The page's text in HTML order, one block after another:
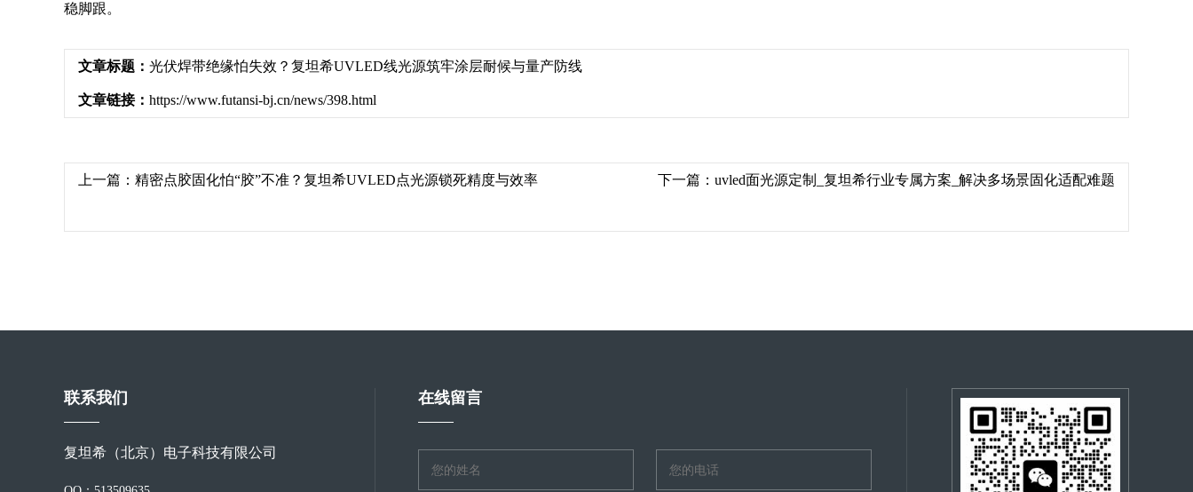
稳脚跟。
文章标题： 光伏焊带绝缘怕失效？复坦希UVLED线光源筑牢涂层耐候与量产防线
文章链接： https://www.futansi-bj.cn/news/398.html
上一篇： 精密点胶固化怕“胶”不准？复坦希UVLED点光源锁死精度与效率 下一篇： uvled面光源定制_复坦希行业专属方案_解决多场景固化适配难题
联系我们
复坦希（北京）电子科技有限公司
在线留言